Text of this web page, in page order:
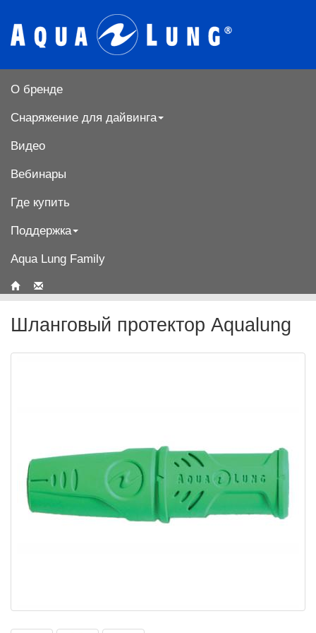
О бренде
Снаряжение для дайвинга
Видео
Вебинары
Где купить
Поддержка
Aqua Lung Family
Шланговый протектор Aqualung